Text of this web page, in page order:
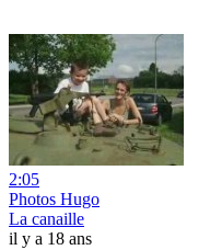
2:05
Photos Hugo
La canaille
il y a 18 ans